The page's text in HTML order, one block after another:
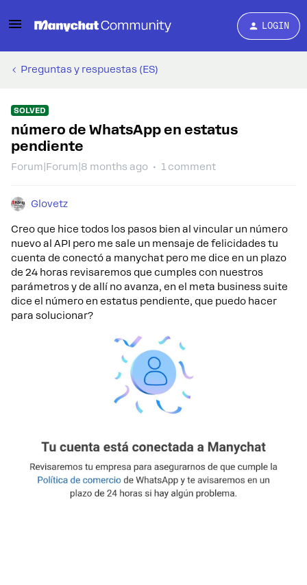
LOGIN
Preguntas y respuestas (ES)
SOLVED
número de WhatsApp en estatus
pendiente
Forum|Forum|8 months ago 1 comment
Glovetz
Creo que hice todos los pasos bien al vincular un número
nuevo al API pero me sale un mensaje de felicidades tu
cuenta de conectó a manychat pero me dice en un plazo
de 24 horas revisaremos que cumples con nuestros
parámetros y de allí no avanza, en el meta business suite
dice el número en estatus pendiente, que puedo hacer
para solucionar?